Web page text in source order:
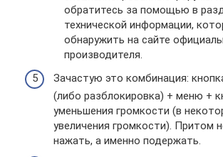
обратитесь за помощью в
технической информации,
обнаружить на сайте
производителя.
Зачастую это комбинация:
(либо разблокировка) + меню +
уменьшения громкости (в
увеличения громкости). Притом
нажать, а именно подержать.